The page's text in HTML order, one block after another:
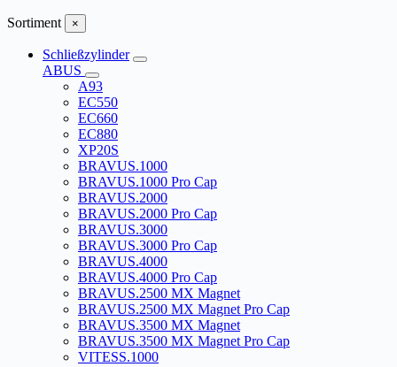
Sortiment ×
Schließzylinder
ABUS
A93
EC550
EC660
EC880
XP20S
BRAVUS.1000
BRAVUS.1000 Pro Cap
BRAVUS.2000
BRAVUS.2000 Pro Cap
BRAVUS.3000
BRAVUS.3000 Pro Cap
BRAVUS.4000
BRAVUS.4000 Pro Cap
BRAVUS.2500 MX Magnet
BRAVUS.2500 MX Magnet Pro Cap
BRAVUS.3500 MX Magnet
BRAVUS.3500 MX Magnet Pro Cap
VITESS.1000